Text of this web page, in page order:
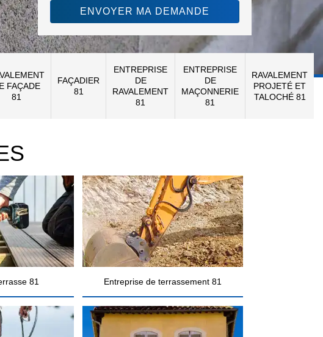
FAÇADE
81
FAÇADIER
81
ENTREPRISE
DE
RAVALEMENT
81
ENTREPRISE
DE
MAÇONNERIE
81
RAVALEMENT
PROJETÉ ET
TALOCHÉ 81
81 Entreprise de terrassement 81